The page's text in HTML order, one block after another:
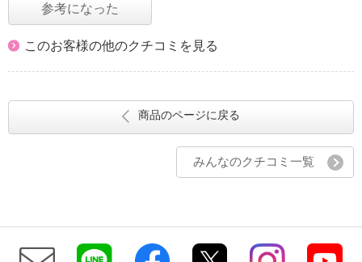
参考になった
このお客様の他のクチコミを見る
商品のページに戻る
みんなのクチコミ一覧